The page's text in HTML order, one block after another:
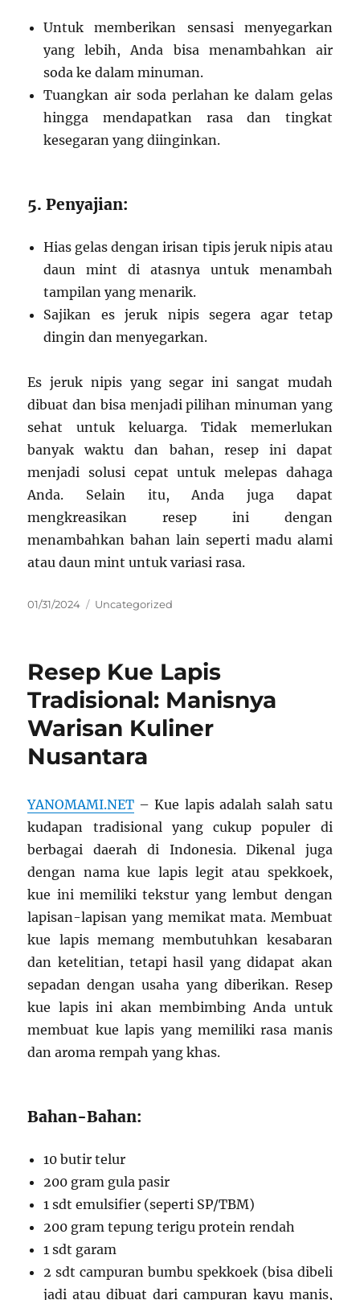
Untuk memberikan sensasi menyegarkan
yang lebih, Anda bisa menambahkan air
soda ke dalam minuman.
Tuangkan air soda perlahan ke dalam gelas
hingga mendapatkan rasa dan tingkat
kesegaran yang diinginkan.
5. Penyajian:
Hias gelas dengan irisan tipis jeruk nipis atau
daun mint di atasnya untuk menambah
tampilan yang menarik.
Sajikan es jeruk nipis segera agar tetap
dingin dan menyegarkan.
Es jeruk nipis yang segar ini sangat mudah
dibuat dan bisa menjadi pilihan minuman yang
sehat untuk keluarga. Tidak memerlukan
banyak waktu dan bahan, resep ini dapat
menjadi solusi cepat untuk melepas dahaga
Anda. Selain itu, Anda juga dapat
mengkreasikan resep ini dengan
menambahkan bahan lain seperti madu alami
atau daun mint untuk variasi rasa.
Posted
01/31/2024 Categories
Uncategorized
Resep Kue Lapis
Tradisional: Manisnya
Warisan Kuliner
Nusantara
YANOMAMI.NET – Kue lapis adalah salah satu
kudapan tradisional yang cukup populer di
berbagai daerah di Indonesia. Dikenal juga
dengan nama kue lapis legit atau spekkoek,
kue ini memiliki tekstur yang lembut dengan
lapisan-lapisan yang memikat mata. Membuat
kue lapis memang membutuhkan kesabaran
dan ketelitian, tetapi hasil yang didapat akan
sepadan dengan usaha yang diberikan. Resep
kue lapis ini akan membimbing Anda untuk
membuat kue lapis yang memiliki rasa manis
dan aroma rempah yang khas.
Bahan-Bahan:
10 butir telur
200 gram gula pasir
1 sdt emulsifier (seperti SP/TBM)
200 gram tepung terigu protein rendah
1 sdt garam
2 sdt campuran bumbu spekkoek (bisa dibeli
jadi atau dibuat dari campuran kayu manis,